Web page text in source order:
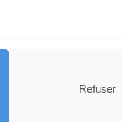
Refuser